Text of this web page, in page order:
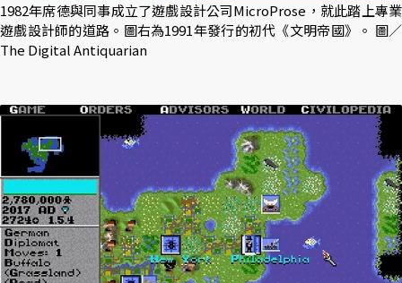
1982年席德與同事成立了遊戲設計公司MicroProse，就此踏上專業
遊戲設計師的道路。圖右為1991年發行的初代《文明帝國》。 圖／
The Digital Antiquarian